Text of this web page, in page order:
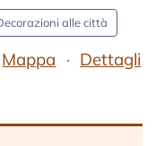
alle città
Mappa
Dettagli